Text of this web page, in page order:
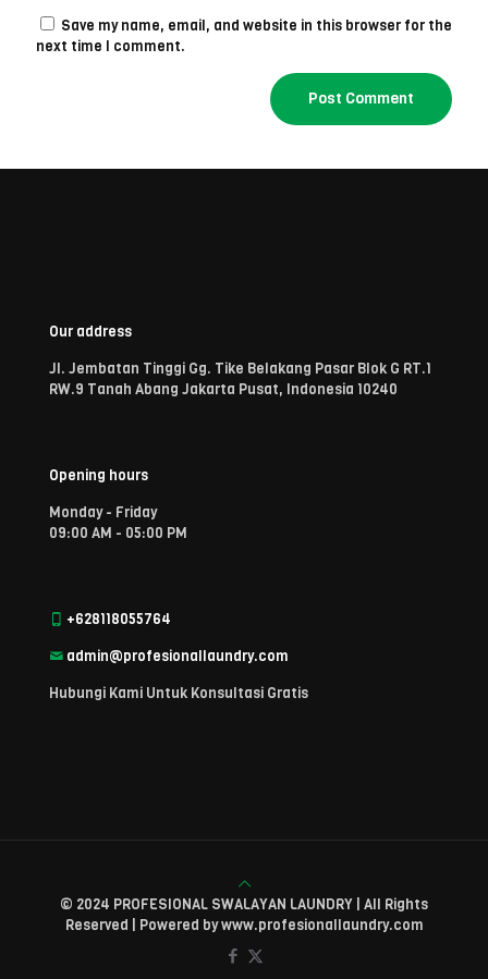
Save my name, email, and website in this browser for the
next time I comment.
Our address
Jl. Jembatan Tinggi Gg. Tike Belakang Pasar Blok G RT.1
RW.9 Tanah Abang Jakarta Pusat, Indonesia 10240
Opening hours
Monday - Friday
09:00 AM - 05:00 PM
+628118055764
admin@profesionallaundry.com
Hubungi Kami Untuk Konsultasi Gratis
© 2024 PROFESIONAL SWALAYAN LAUNDRY | All Rights
Reserved | Powered by www.profesionallaundry.com